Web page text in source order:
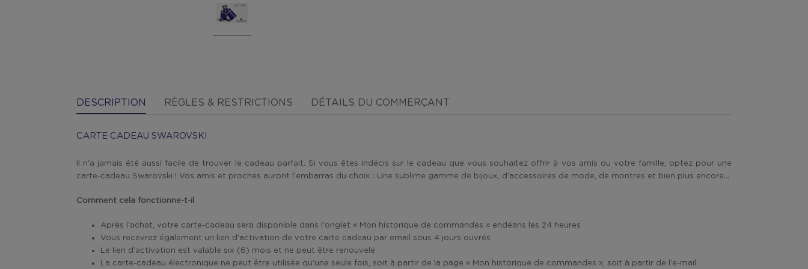
DESCRIPTION RÈGLES & RESTRICTIONS DÉTAILS DU COMMERÇANT
CARTE CADEAU SWAROVSKI
​Il n'a jamais été aussi facile de trouver le cadeau parfait. Si vous êtes indécis sur le cadeau que vous souhaitez offrir à vos amis ou votre famille, optez pour une
carte-cadeau Swarovski ! Vos amis et proches auront l'embarras du choix : Une sublime gamme de bijoux, d'accessoires de mode, de montres et bien plus encore...
Comment cela fonctionne-t-il
Après l'achat, votre carte-cadeau sera disponible dans l'onglet « Mon historique de commandes » endéans les 24 heures
Vous recevrez également un lien d'activation de votre carte cadeau par email sous 4 jours ouvrés
Le lien d'activation est valable six (6) mois et ne peut être renouvelé
La carte-cadeau électronique ne peut être utilisée qu'une seule fois, soit à partir de la page « Mon historique de commandes », soit à partir de l'e-mail